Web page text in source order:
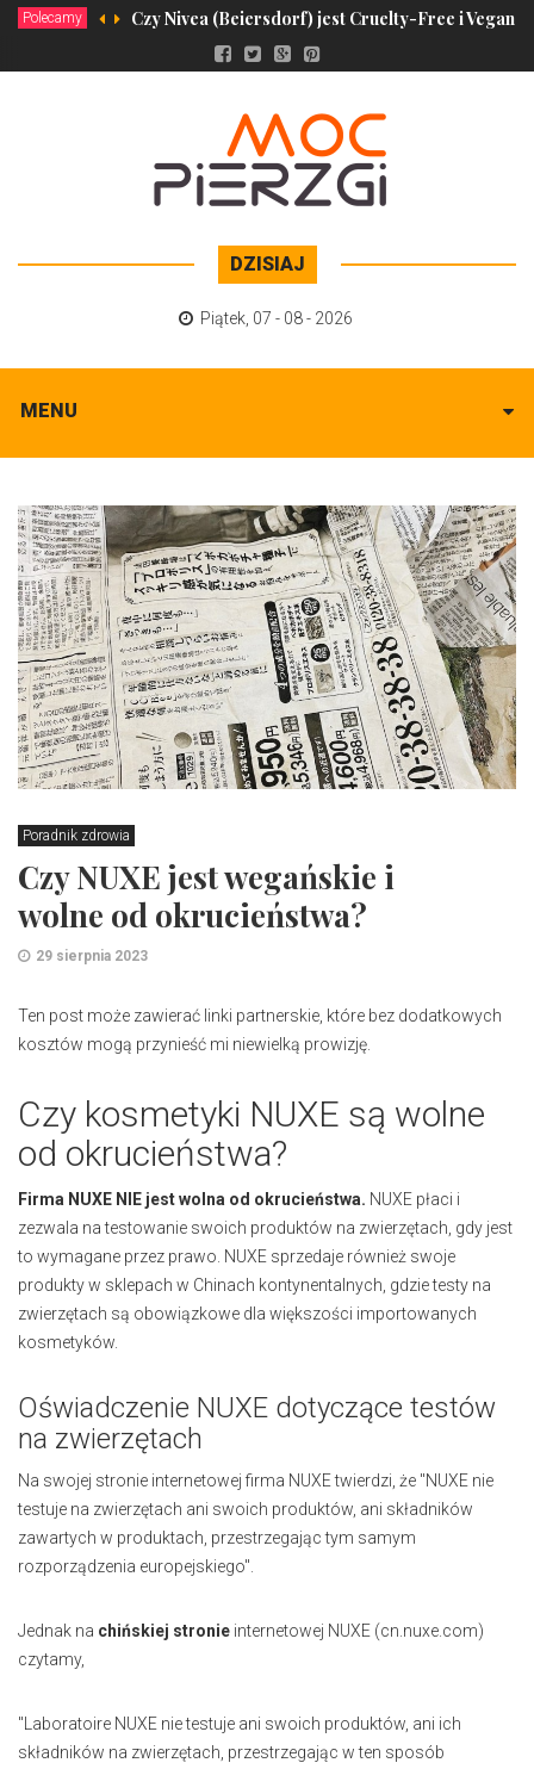
Polecamy Czy Nivea (Beiersdorf) jest Cruelty-Free i Vegan?
DZISIAJ
Piątek 07 - 08 - 2026
MENU
Poradnik zdrowia
Czy NUXE jest wegańskie i
wolne od okrucieństwa?
29 sierpnia 2023
Ten post może zawierać linki partnerskie, które bez dodatkowych
kosztów mogą przynieść mi niewielką prowizję.
Czy kosmetyki NUXE są wolne
od okrucieństwa?
Firma NUXE NIE jest wolna od okrucieństwa. NUXE płaci i
zezwala na testowanie swoich produktów na zwierzętach, gdy jest
to wymagane przez prawo. NUXE sprzedaje również swoje
produkty w sklepach w Chinach kontynentalnych, gdzie testy na
zwierzętach są obowiązkowe dla większości importowanych
kosmetyków.
Oświadczenie NUXE dotyczące testów
na zwierzętach
Na swojej stronie internetowej firma NUXE twierdzi, że "NUXE nie
testuje na zwierzętach ani swoich produktów, ani składników
zawartych w produktach, przestrzegając tym samym
rozporządzenia europejskiego".
Jednak na chińskiej stronie internetowej NUXE (cn.nuxe.com)
czytamy,
"Laboratoire NUXE nie testuje ani swoich produktów, ani ich
składników na zwierzętach, przestrzegając w ten sposób